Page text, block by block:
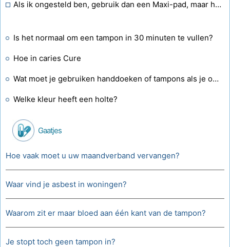
Als ik ongesteld ben, gebruik dan een Maxi-pad, maar het irriteert me als het ultradunne lekvloeit. Ook als het zelfs te groot is, is het groot. Is er een tussenmedium?
Is het normaal om een ​​tampon in 30 minuten te vullen?
Hoe in caries Cure
Wat moet je gebruiken handdoeken of tampons als je ongesteld bent?
Welke kleur heeft een holte?
Gaatjes
Hoe vaak moet u uw maandverband vervangen?
Waar vind je asbest in woningen?
Waarom zit er maar bloed aan één kant van de tampon?
Je stopt toch geen tampon in?